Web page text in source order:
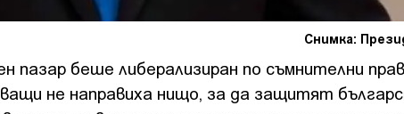
Снимка:
пазар беше либерализиран по съмнителни
не направиха нищо, за да защитят